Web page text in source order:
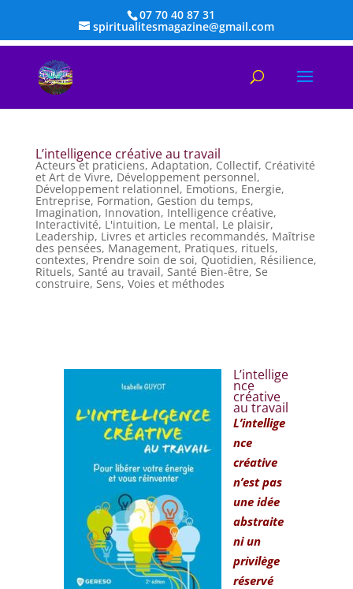
07 70 40 87 31
spiritualitesmagazine@gmail.com
L’intelligence créative au travail
Acteurs et praticiens, Adaptation, Collectif, Créativité
et Art de Vivre, Développement personnel,
Développement relationnel, Emotions, Energie,
Entreprise, Formation, Gestion du temps,
Imagination, Innovation, Intelligence créative,
Interactivité, L'intuition, Le mental, Le plaisir,
Leadership, Livres et articles recommandés, Maîtrise
des pensées, Management, Pratiques, rituels,
contextes, Prendre soin de soi, Quotidien, Résilience,
Rituels, Santé au travail, Santé Bien-être, Se
construire, Sens, Voies et méthodes
L’intellige
nce
créative
au travail
L’intellige
nce
créative
n’est pas
une idée
abstraite
ni un
privilège
réservé